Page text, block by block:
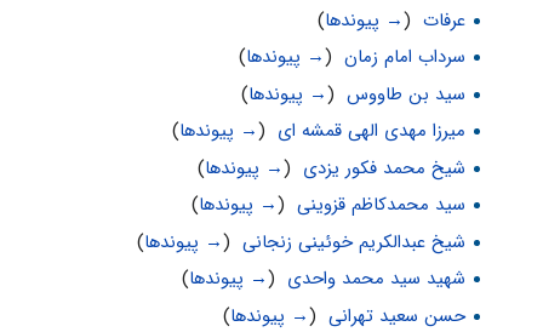
عرفات‏
(→ پیوندها)
سرداب امام زمان‏
(→ پیوندها)
سید بن طاووس‏
(→ پیوندها)
میرزا مهدی الهی قمشه ای (→ پیوندها)
شیخ محمد فکور یزدی (→ پیوندها)
سید محمدکاظم قزوینی‏
(→ پیوندها)
شیخ عبدالکریم خوئینى زنجانی‏
(→ پیوندها)
شهید سید محمد واحدی (→ پیوندها)
حسن سعيد تهرانى‏
(→ پیوندها)